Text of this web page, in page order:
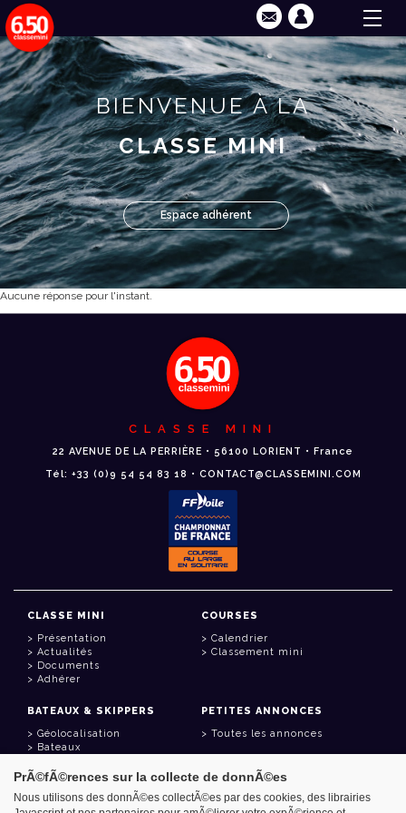
BIENVENUE À LA
CLASSE MINI
Espace adhérent
Aucune réponse pour l'instant.
CLASSE MINI
22 AVENUE DE LA PERRIÈRE • 56100 LORIENT • France
Tél: +33 (0)9 54 54 83 18 • CONTACT@CLASSEMINI.COM
CLASSE MINI
Présentation
Actualités
Documents
Adhérer
COURSES
Calendrier
Classement mini
BATEAUX & SKIPPERS
Géolocalisation
Bateaux
PETITES ANNONCES
Toutes les annonces
LIENS UTILES
PrÃ©fÃ©rences sur la collecte de donnÃ©es
Nous utilisons des donnÃ©es collectÃ©es par des cookies, des librairies